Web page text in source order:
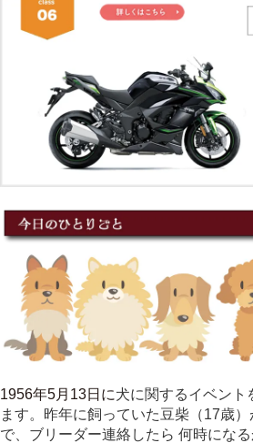
1956年5月13日に犬に関するイベント
ます。昨年に飼っていた豆柴（17歳
で、ブリーダー連絡したら 何時にな